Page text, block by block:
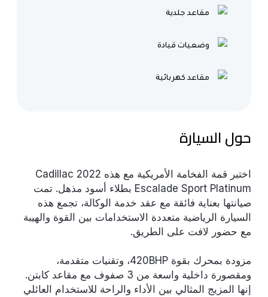
مقاعد جلدية
وضعيات قيادة
مقاعد كهربائية
حول السيارة
اختبر قمة الفخامة الأمريكية مع هذه 2022 Cadillac
Escalade Sport Platinum بطلاء أسود مذهل. تمت
صيانتها بعناية فائقة مع عقد خدمة الوكالة، تجمع هذه
السيارة الرياضية متعددة الاستخدامات بين القوة والهيبة
مع حضور لافت على الطريق.
مزودة بمحرك بقوة 420BHP، وتقنيات متقدمة،
ومقصورة داخلية واسعة من 3 صفوف مع مقاعد كابتن.
إنها المزيج المثالي بين الأداء والراحة للاستخدام العائلي